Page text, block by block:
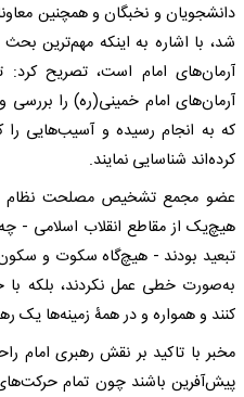
دانشجویان و نخبگان و همچنین
شد، با اشاره به اینکه مهم‌ترین
آرمان‌های امام است، تصریح
آرمان‌های امام خمینی(ره) را بررسی
که به انجام رسیده و آسیب‌هایی را
کرده‌اند شناسایی نمایند.
عضو مجمع تشخیص مصلحت نظام
هیچ‌یک از مقاطع انقلاب اسلامی -
تبعید بودند - هیچ‌گاه سکوت و
به‌صورت خطی عمل نکردند، بلکه با
کنند و همواره و در همۀ زمینه‌ها یک
مخبر با تاکید بر نقش رهبری امام
پیش‌آفرین باشند چون تمام